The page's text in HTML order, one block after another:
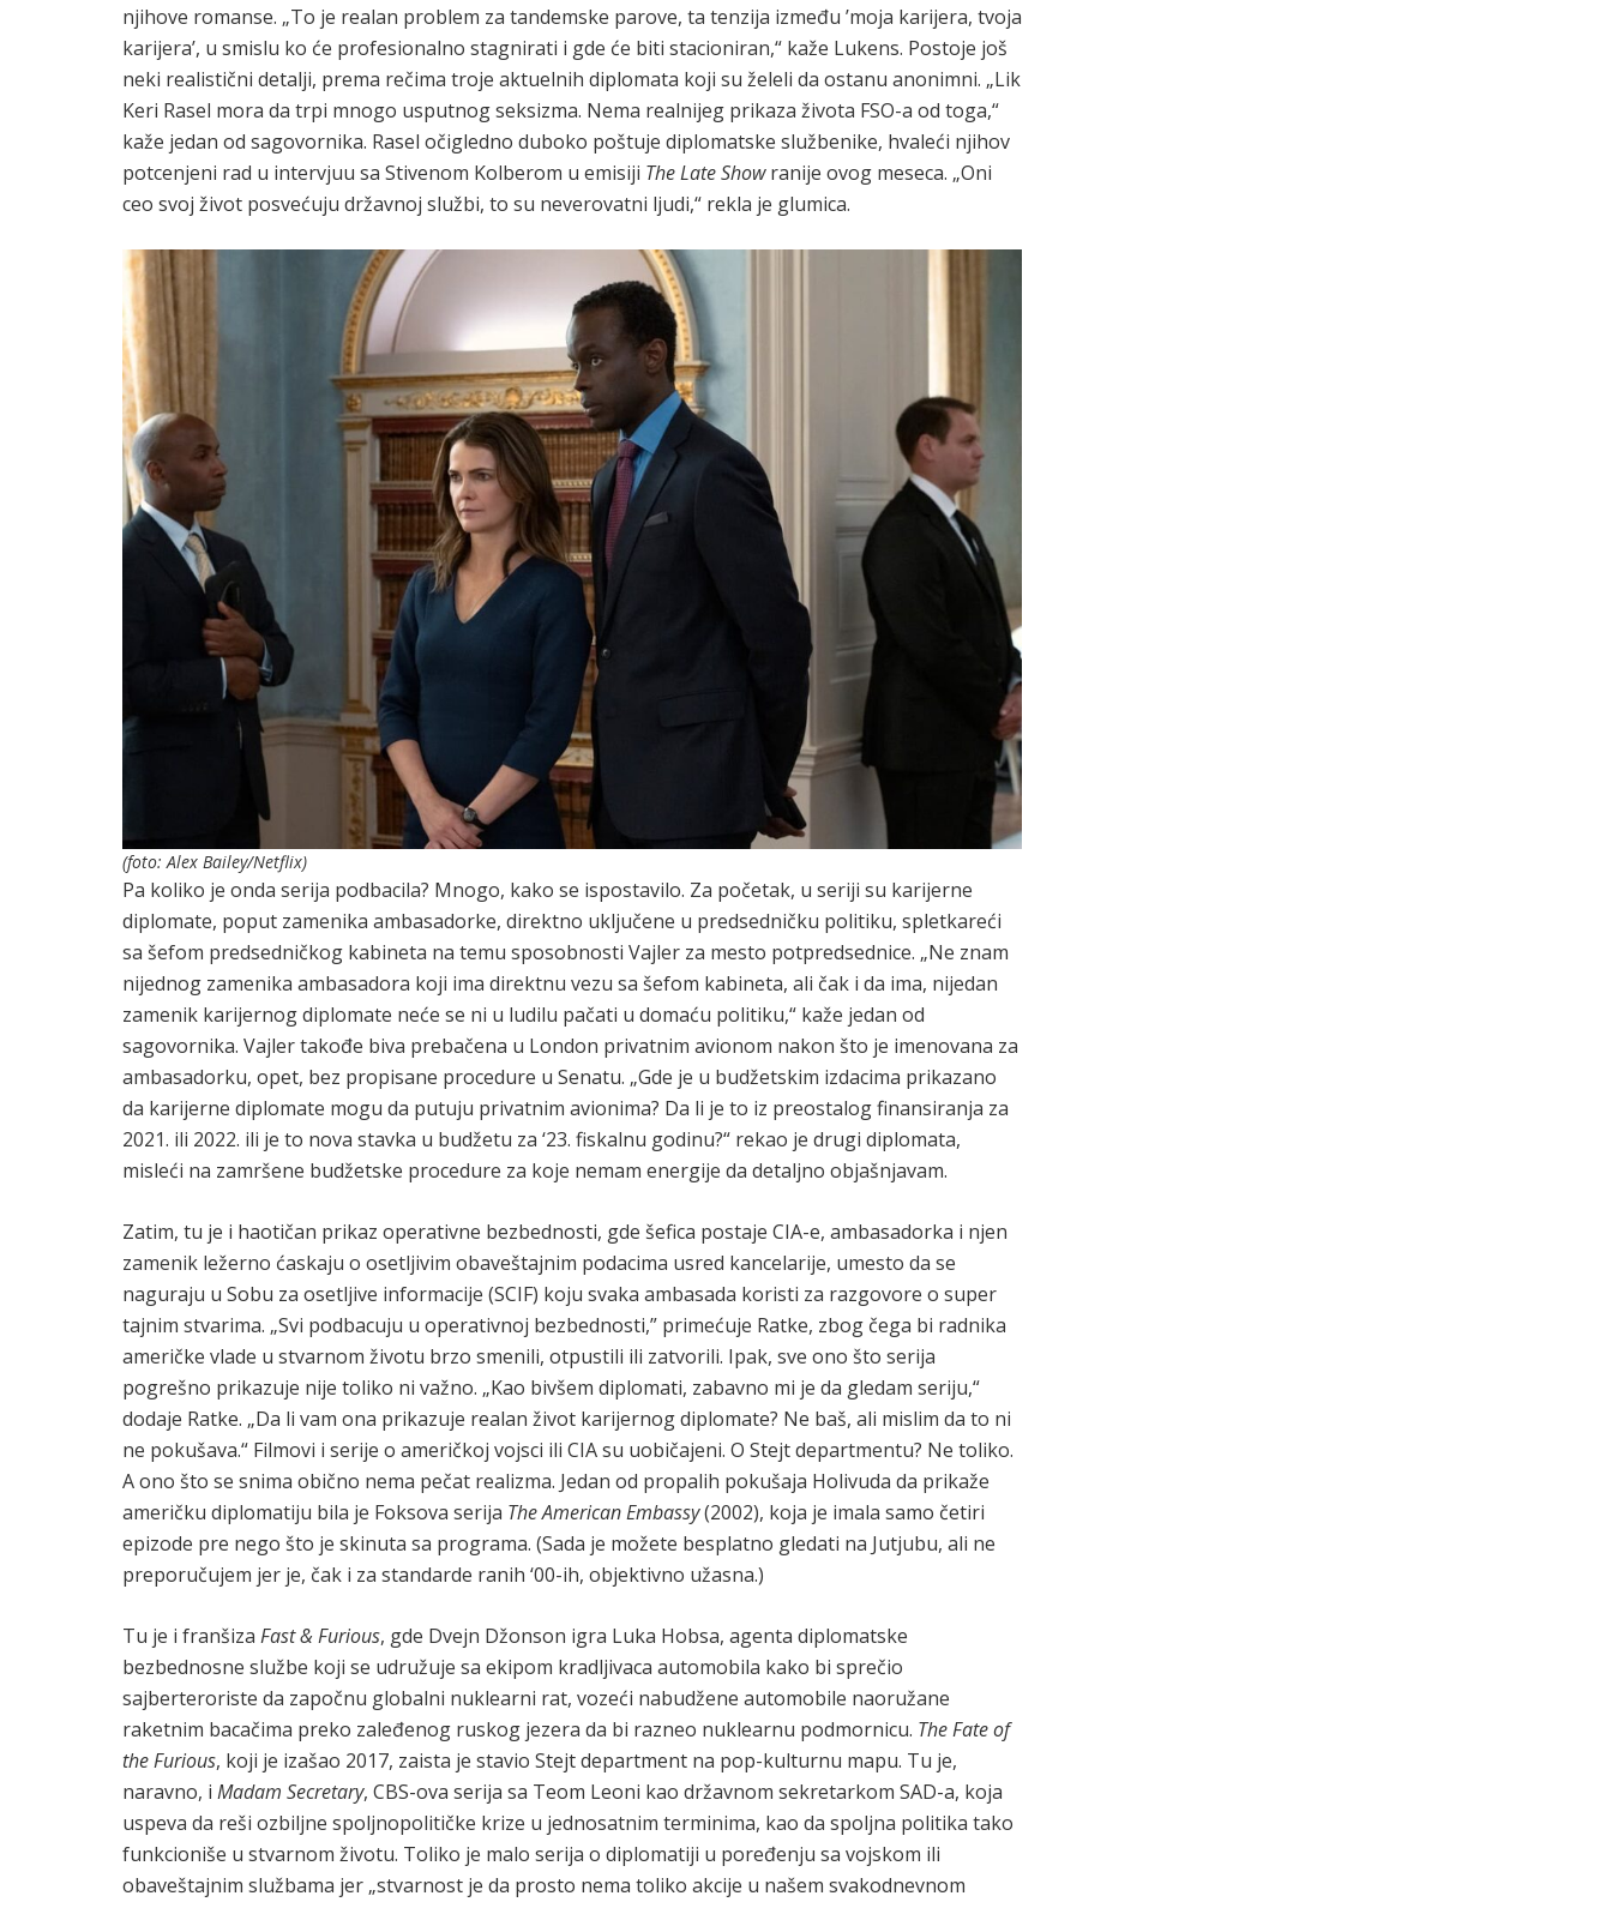
njihove romanse. „To je realan problem za tandemske parove, ta tenzija između ’moja karijera, tvoja
karijera’, u smislu ko će profesionalno stagnirati i gde će biti stacioniran,“ kaže Lukens. Postoje još
neki realistični detalji, prema rečima troje aktuelnih diplomata koji su želeli da ostanu anonimni. „Lik
Keri Rasel mora da trpi mnogo usputnog seksizma. Nema realnijeg prikaza života FSO-a od toga,“
kaže jedan od sagovornika. Rasel očigledno duboko poštuje diplomatske službenike, hvaleći njihov
potcenjeni rad u intervjuu sa Stivenom Kolberom u emisiji The Late Showranije ovog meseca. „Oni
ceo svoj život posvećuju državnoj službi, to su neverovatni ljudi,“ rekla je glumica.
(foto: Alex Bailey/Netflix)
Pa koliko je onda serija podbacila? Mnogo, kako se ispostavilo. Za početak, u seriji su karijerne
diplomate, poput zamenika ambasadorke, direktno uključene u predsedničku politiku, spletkareći
sa šefom predsedničkog kabineta na temu sposobnosti Vajler za mesto potpredsednice. „Ne znam
nijednog zamenika ambasadora koji ima direktnu vezu sa šefom kabineta, ali čak i da ima, nijedan
zamenik karijernog diplomate neće se ni u ludilu pačati u domaću politiku,“ kaže jedan od
sagovornika. Vajler takođe biva prebačena u London privatnim avionom nakon što je imenovana za
ambasadorku, opet, bez propisane procedure u Senatu. „Gde je u budžetskim izdacima prikazano
da karijerne diplomate mogu da putuju privatnim avionima? Da li je to iz preostalog finansiranja za
2021. ili 2022. ili je to nova stavka u budžetu za ‘23. fiskalnu godinu?“ rekao je drugi diplomata,
misleći na zamršene budžetske procedure za koje nemam energije da detaljno objašnjavam.
Zatim, tu je i haotičan prikaz operativne bezbednosti, gde šefica postaje CIA-e, ambasadorka i njen
zamenik ležerno ćaskaju o osetljivim obaveštajnim podacima usred kancelarije, umesto da se
naguraju u Sobu za osetljive informacije (SCIF) koju svaka ambasada koristi za razgovore o super
tajnim stvarima. „Svi podbacuju u operativnoj bezbednosti,” primećuje Ratke, zbog čega bi radnika
američke vlade u stvarnom životu brzo smenili, otpustili ili zatvorili. Ipak, sve ono što serija
pogrešno prikazuje nije toliko ni važno. „Kao bivšem diplomati, zabavno mi je da gledam seriju,“
dodaje Ratke. „Da li vam ona prikazuje realan život karijernog diplomate? Ne baš, ali mislim da to ni
ne pokušava.“ Filmovi i serije o američkoj vojsci ili CIA su uobičajeni. O Stejt departmentu? Ne toliko.
A ono što se snima obično nema pečat realizma. Jedan od propalih pokušaja Holivuda da prikaže
američku diplomatiju bila je Foksova serija The American Embassy(2002), koja je imala samo četiri
epizode ​​pre nego što je skinuta sa programa. (Sada je možete besplatno gledati ​​na Jutjubu, ali ne
preporučujem jer je, čak i za standarde ranih ‘00-ih, objektivno užasna.)
Tu je i franšiza Fast & Furious, gde Dvejn Džonson igra Luka Hobsa, agenta diplomatske
bezbednosne službe koji se udružuje sa ekipom kradljivaca automobila kako bi sprečio
sajberteroriste da započnu globalni nuklearni rat, vozeći nabudžene automobile naoružane
raketnim bacačima preko zaleđenog ruskog jezera da bi razneo nuklearnu podmornicu. The Fate of
the Furious, koji je izašao 2017, zaista je stavio Stejt department na pop-kulturnu mapu. Tu je,
naravno, i Madam Secretary, CBS-ova serija sa Teom Leoni kao državnom sekretarkom SAD-a, koja
uspeva da reši ozbiljne spoljnopolitičke krize u jednosatnim terminima, kao da spoljna politika tako
funkcioniše u stvarnom životu. Toliko je malo serija o diplomatiji u poređenju sa vojskom ili
obaveštajnim službama jer „stvarnost je da prosto nema toliko akcije u našem svakodnevnom